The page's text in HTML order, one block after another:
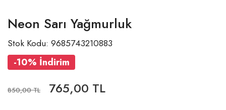
Neon Sarı Yağmurluk
Stok Kodu: 9685743210883
-10% İndirim
850,00 TL 765,00 TL